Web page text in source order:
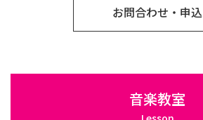
お問合わせ・申込
音楽教室